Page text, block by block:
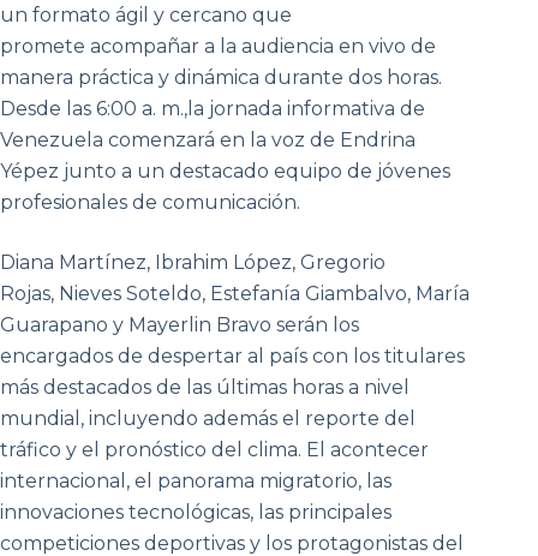
un formato ágil y cercano que
promete acompañar a la audiencia en vivo de
manera práctica y dinámica durante dos horas.
Desde las 6:00 a. m.,la jornada informativa de
Venezuela comenzará en la voz de Endrina
Yépez junto a un destacado equipo de jóvenes
profesionales de comunicación.
Diana Martínez, Ibrahim López, Gregorio
Rojas, Nieves Soteldo, Estefanía Giambalvo, María
Guarapano y Mayerlin Bravo serán los
encargados de despertar al país con los titulares
más destacados de las últimas horas a nivel
mundial, incluyendo además el reporte del
tráfico y el pronóstico del clima. El acontecer
internacional, el panorama migratorio, las
innovaciones tecnológicas, las principales
competiciones deportivas y los protagonistas del